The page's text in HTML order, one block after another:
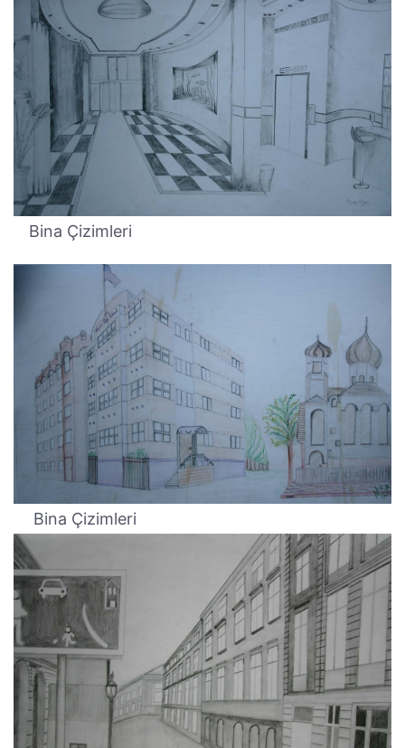
Bina Çizimleri
Bina Çizimleri